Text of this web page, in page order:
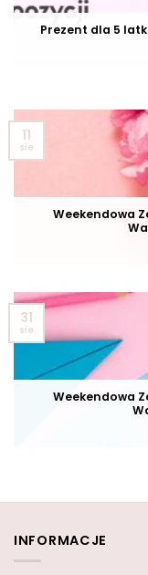
Prezent dla 5
Weekendowa
11
sie
Weekendowa
31
sie
INFORMACJE